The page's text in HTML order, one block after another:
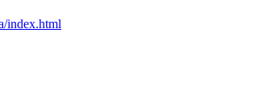
index.html